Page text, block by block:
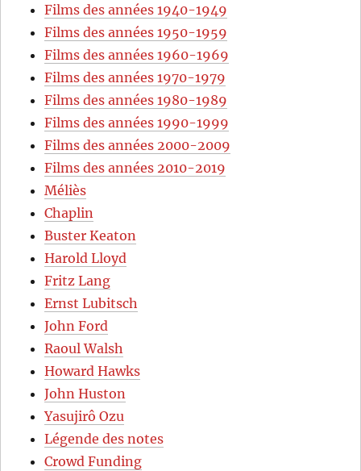
Films des années 1940-1949
Films des années 1950-1959
Films des années 1960-1969
Films des années 1970-1979
Films des années 1980-1989
Films des années 1990-1999
Films des années 2000-2009
Films des années 2010-2019
Méliès
Chaplin
Buster Keaton
Harold Lloyd
Fritz Lang
Ernst Lubitsch
John Ford
Raoul Walsh
Howard Hawks
John Huston
Yasujirô Ozu
Légende des notes
Crowd Funding